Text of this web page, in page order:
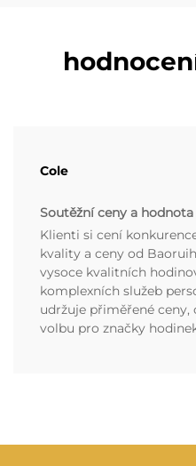
Cole
Soutěžní ceny a hodnota
Klienti si cení
kvality a ceny od
vysoce kvalitních
komplexních služeb
udržuje přiměřené
volbu pro značky